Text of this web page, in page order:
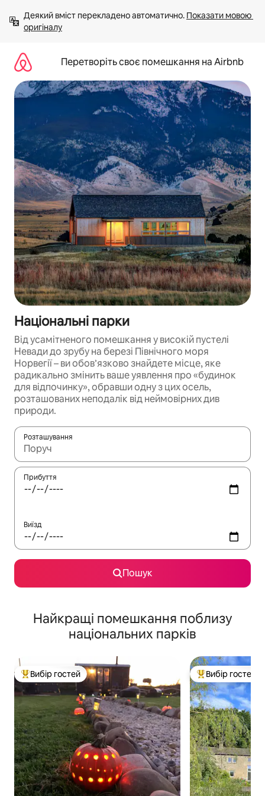
вмісту
Деякий вміст перекладено автоматично. Показати мовою
оригіналу
Перетворіть своє помешкання на Airbnb
Національні парки
Від усамітненого помешкання у високій пустелі
Невади до зрубу на березі Північного моря
Норвегії – ви обов’язково знайдете місце, яке
радикально змінить ваше уявлення про «будинок
для відпочинку», обравши одну з цих осель,
розташованих неподалік від неймовірних див
природи.
Розташування
Отримавши результати пошуку, використовуйте для
Прибуття
Виїзд
Пошук
Найкращі помешкання поблизу
національних парків
Топ вибір гостей
Вибір гостей Топ вибір гостей
Вибір гостей